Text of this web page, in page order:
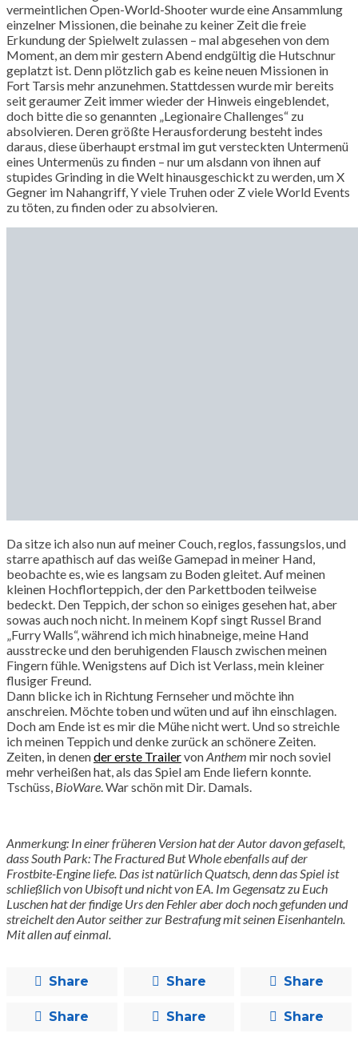
vermeintlichen Open-World-Shooter wurde eine Ansammlung
einzelner Missionen, die beinahe zu keiner Zeit die freie
Erkundung der Spielwelt zulassen – mal abgesehen von dem
Moment, an dem mir gestern Abend endgültig die Hutschnur
geplatzt ist. Denn plötzlich gab es keine neuen Missionen in
Fort Tarsis mehr anzunehmen. Stattdessen wurde mir bereits
seit geraumer Zeit immer wieder der Hinweis eingeblendet,
doch bitte die so genannten „Legionaire Challenges“ zu
absolvieren. Deren größte Herausforderung besteht indes
daraus, diese überhaupt erstmal im gut versteckten Untermenü
eines Untermenüs zu finden – nur um alsdann von ihnen auf
stupides Grinding in die Welt hinausgeschickt zu werden, um X
Gegner im Nahangriff, Y viele Truhen oder Z viele World Events
zu töten, zu finden oder zu absolvieren.
Da sitze ich also nun auf meiner Couch, reglos, fassungslos, und
starre apathisch auf das weiße Gamepad in meiner Hand,
beobachte es, wie es langsam zu Boden gleitet. Auf meinen
kleinen Hochflorteppich, der den Parkettboden teilweise
bedeckt. Den Teppich, der schon so einiges gesehen hat, aber
sowas auch noch nicht. In meinem Kopf singt Russel Brand
„Furry Walls“, während ich mich hinabneige, meine Hand
ausstrecke und den beruhigenden Flausch zwischen meinen
Fingern fühle. Wenigstens auf Dich ist Verlass, mein kleiner
flusiger Freund.
Dann blicke ich in Richtung Fernseher und möchte ihn
anschreien. Möchte toben und wüten und auf ihn einschlagen.
Doch am Ende ist es mir die Mühe nicht wert. Und so streichle
ich meinen Teppich und denke zurück an schönere Zeiten.
Zeiten, in denender erste TrailervonAnthem mir noch soviel
mehr verheißen hat, als das Spiel am Ende liefern konnte.
Tschüss, BioWare . War schön mit Dir. Damals.
Anmerkung: In einer früheren Version hat der Autor davon gefaselt,
dass South Park: The Fractured But Whole ebenfalls auf der
Frostbite-Engine liefe. Das ist natürlich Quatsch, denn das Spiel ist
schließlich von Ubisoft und nicht von EA. Im Gegensatz zu Euch
Luschen hat der findige Urs den Fehler aber doch noch gefunden und
streichelt den Autor seither zur Bestrafung mit seinen Eisenhanteln.
Mit allen auf einmal.
Share Share Share
Share Share Share